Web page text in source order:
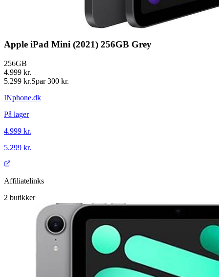
Apple iPad Mini (2021) 256GB Grey
256GB
4.999 kr.
5.299 kr.Spar300 kr.
INphone.dk
På lager
4.999 kr.
5.299 kr.
Affiliatelinks
2 butikker